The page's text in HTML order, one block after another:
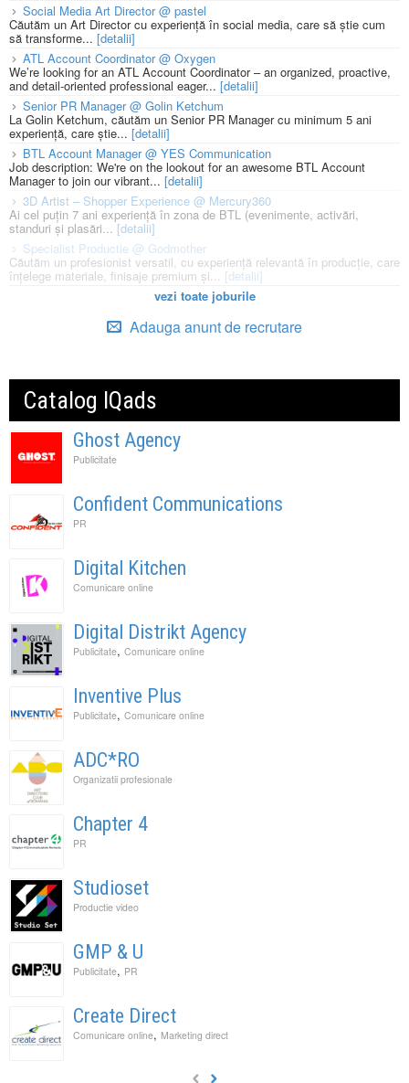
Social Media Art Director @ pastel
Căutăm un Art Director cu experiență în social media, care să știe cum
să transforme... [detalii]
ATL Account Coordinator @ Oxygen
We’re looking for an ATL Account Coordinator – an organized, proactive,
and detail-oriented professional eager... [detalii]
Senior PR Manager @ Golin Ketchum
La Golin Ketchum, căutăm un Senior PR Manager cu minimum 5 ani
experiență, care știe... [detalii]
BTL Account Manager @ YES Communication
Job description: We're on the lookout for an awesome BTL Account
Manager to join our vibrant... [detalii]
3D Artist – Shopper Experience @ Mercury360
Ai cel puțin 7 ani experiență în zona de BTL (evenimente, activări,
standuri și plasări... [detalii]
Specialist Productie @ Godmother
Căutăm un profesionist versatil, cu experiență relevantă în producție, care
înțelege materiale, finisaje premium și... [detalii]
vezi toate joburile
Adauga anunt de recrutare
Catalog IQads
Ghost Agency
Publicitate
Confident Communications
PR
Digital Kitchen
Comunicare online
Digital Distrikt Agency
Publicitate, Comunicare online
Inventive Plus
Publicitate, Comunicare online
ADC*RO
Organizatii profesionale
Chapter 4
PR
Studioset
Productie video
GMP & U
Publicitate, PR
Create Direct
Comunicare online, Marketing direct